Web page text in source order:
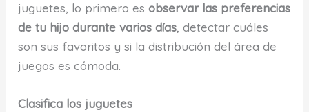
juguetes, lo primero esobservar las preferencias
de tu hijo durante varios días, detectar cuáles
son sus favoritos y si la distribución del área de
juegos es cómoda.
Clasifica los juguetes